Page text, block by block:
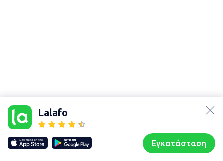
Lalafo
Εγκατάσταση
Our websites
lalafo.kg
lalafo.rs
lalafo.pl
Sitemap
Συζητήσεις Προφίλ